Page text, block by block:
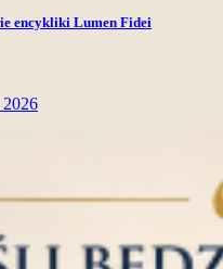
encykliki Lumen Fidei